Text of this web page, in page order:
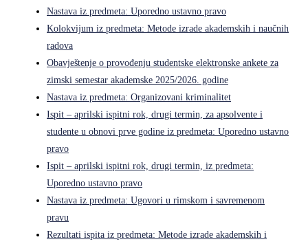
Nastava iz predmeta: Uporedno ustavno pravo
Kolokvijum iz predmeta: Metode izrade akademskih i naučnih
radova
Obavještenje o provođenju studentske elektronske ankete za
zimski semestar akademske 2025/2026. godine
Nastava iz predmeta: Organizovani kriminalitet
Ispit – aprilski ispitni rok, drugi termin, za apsolvente i
studente u obnovi prve godine iz predmeta: Uporedno ustavno
pravo
Ispit – aprilski ispitni rok, drugi termin, iz predmeta:
Uporedno ustavno pravo
Nastava iz predmeta: Ugovori u rimskom i savremenom
pravu
Rezultati ispita iz predmeta: Metode izrade akademskih i